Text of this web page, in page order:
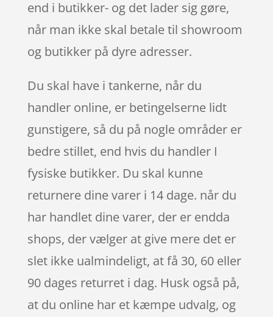
end i butikker- og det lader sig gøre,
når man ikke skal betale til showroom
og butikker på dyre adresser.
Du skal have i tankerne, når du
handler online, er betingelserne lidt
gunstigere, så du på nogle områder er
bedre stillet, end hvis du handler I
fysiske butikker. Du skal kunne
returnere dine varer i 14 dage. når du
har handlet dine varer, der er endda
shops, der vælger at give mere det er
slet ikke ualmindeligt, at få 30, 60 eller
90 dages returret i dag. Husk også på,
at du online har et kæmpe udvalg, og